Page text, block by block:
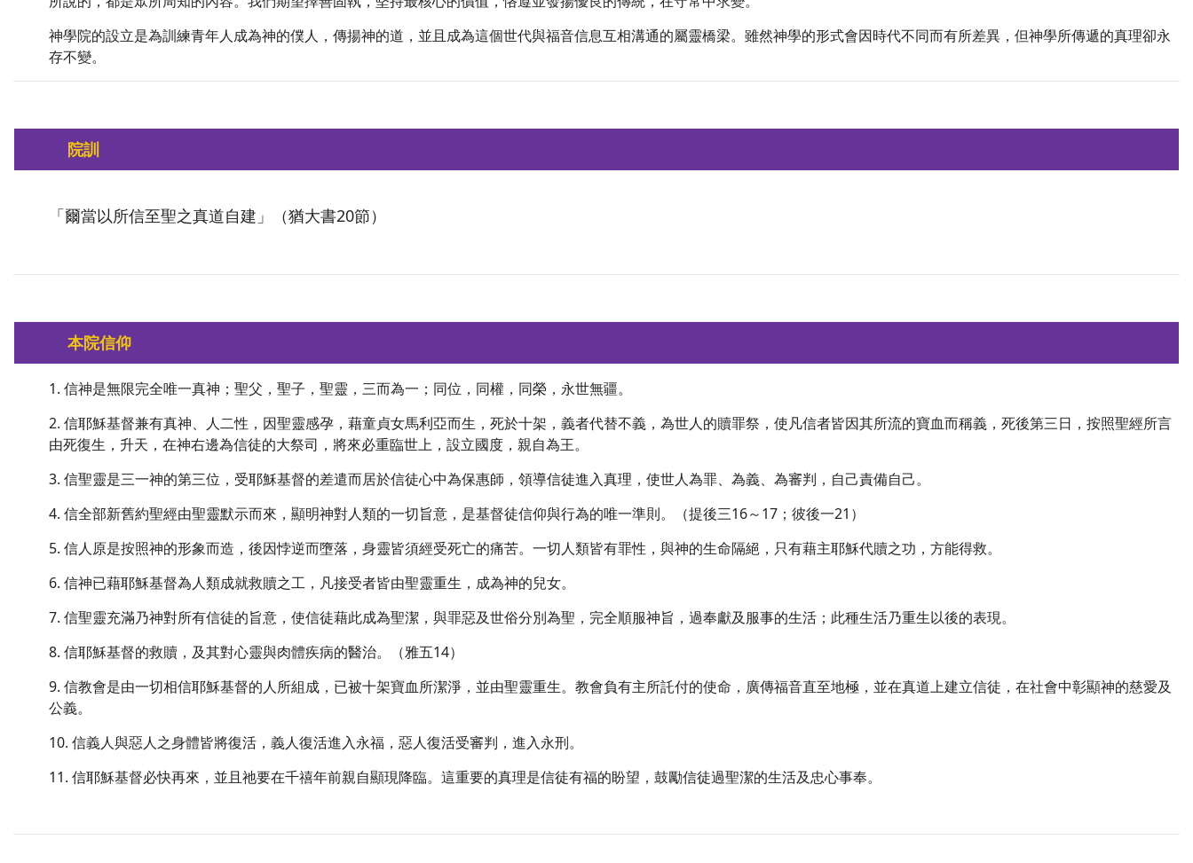
神學院的設立是為訓練青年人成為神的僕人，傳揚神的道，並且成為這個世代與福音信息互相溝通的屬靈橋梁。雖然神學的形式會因時代不同而有所差異，但神學所傳遞的真理卻永
存不變。
院訓
「爾當以所信至聖之真道自建」（猶大書20節）
本院信仰
1. 信神是無限完全唯一真神；聖父，聖子，聖靈，三而為一；同位，同權，同榮，永世無疆。
2. 信耶穌基督兼有真神、人二性，因聖靈感孕，藉童貞女馬利亞而生，死於十架，義者代替不義，為世人的贖罪祭，使凡信者皆因其所流的寶血而稱義，死後第三日，按照聖經所言
由死復生，升天，在神右邊為信徒的大祭司，將來必重臨世上，設立國度，親自為王。
3. 信聖靈是三一神的第三位，受耶穌基督的差遣而居於信徒心中為保惠師，領導信徒進入真理，使世人為罪、為義、為審判，自己責備自己。
4. 信全部新舊約聖經由聖靈默示而來，顯明神對人類的一切旨意，是基督徒信仰與行為的唯一準則。（提後三16～17；彼後一21）
5. 信人原是按照神的形象而造，後因悖逆而墮落，身靈皆須經受死亡的痛苦。一切人類皆有罪性，與神的生命隔絕，只有藉主耶穌代贖之功，方能得救。
6. 信神已藉耶穌基督為人類成就救贖之工，凡接受者皆由聖靈重生，成為神的兒女。
7. 信聖靈充滿乃神對所有信徒的旨意，使信徒藉此成為聖潔，與罪惡及世俗分別為聖，完全順服神旨，過奉獻及服事的生活；此種生活乃重生以後的表現。
8. 信耶穌基督的救贖，及其對心靈與肉體疾病的醫治。（雅五14）
9. 信教會是由一切相信耶穌基督的人所組成，已被十架寶血所潔淨，並由聖靈重生。教會負有主所託付的使命，廣傳福音直至地極，並在真道上建立信徒，在社會中彰顯神的慈愛及
公義。
10. 信義人與惡人之身體皆將復活，義人復活進入永福，惡人復活受審判，進入永刑。
11. 信耶穌基督必快再來，並且祂要在千禧年前親自顯現降臨。這重要的真理是信徒有福的盼望，鼓勵信徒過聖潔的生活及忠心事奉。